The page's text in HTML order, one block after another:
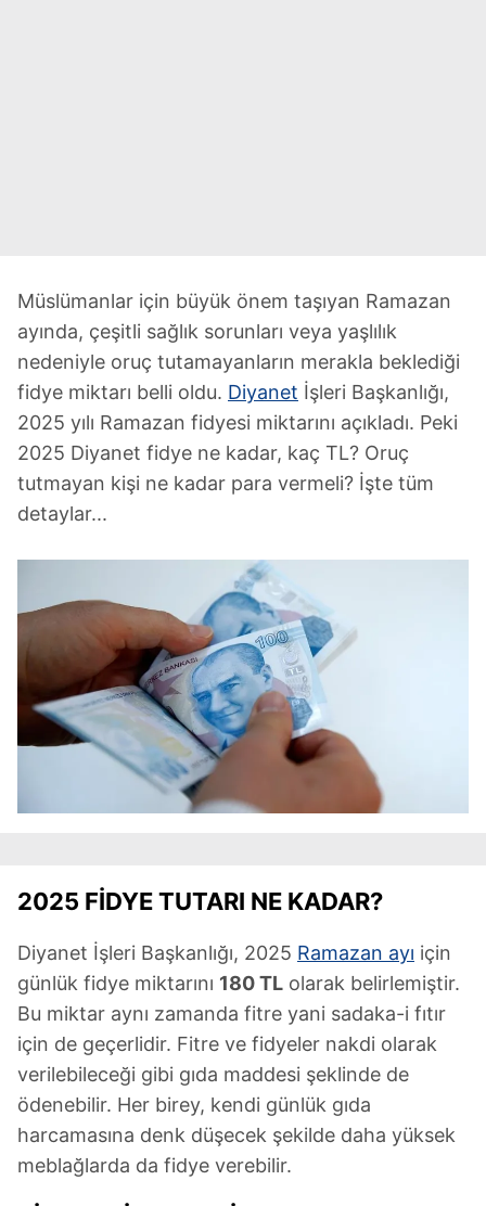
Müslümanlar için büyük önem taşıyan Ramazan
ayında, çeşitli sağlık sorunları veya yaşlılık
nedeniyle oruç tutamayanların merakla beklediği
fidye miktarı belli oldu. Diyanet İşleri Başkanlığı,
2025 yılı Ramazan fidyesi miktarını açıkladı. Peki
2025 Diyanet fidye ne kadar, kaç TL? Oruç
tutmayan kişi ne kadar para vermeli? İşte tüm
detaylar...
2025 FİDYE TUTARI NE KADAR?
Diyanet İşleri Başkanlığı, 2025 Ramazan ayı için
günlük fidye miktarını 180 TL olarak belirlemiştir.
Bu miktar aynı zamanda fitre yani sadaka-i fıtır
için de geçerlidir. Fitre ve fidyeler nakdi olarak
verilebileceği gibi gıda maddesi şeklinde de
ödenebilir. Her birey, kendi günlük gıda
harcamasına denk düşecek şekilde daha yüksek
meblağlarda da fidye verebilir.